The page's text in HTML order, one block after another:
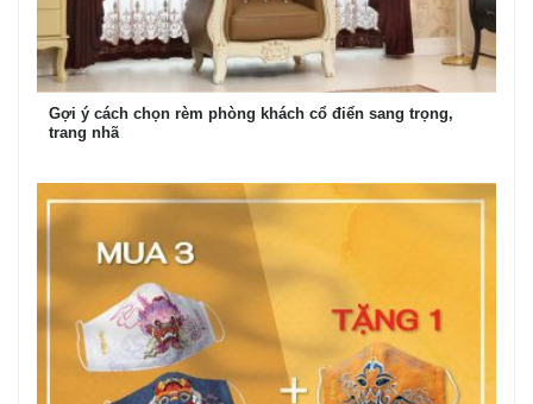
Gợi ý cách chọn rèm phòng khách cổ điển sang trọng,
trang nhã